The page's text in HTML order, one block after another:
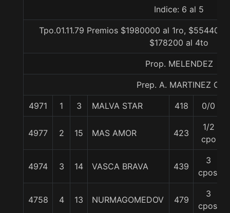
Indice: 6 al 5
Tpo.01.11.79 Premios $1980000 al 1ro,
$178200 al 4to
Prop. MELENDEZ
Prep. A. MARTINEZ C.
4971 1 3 MALVA STAR 418 0/0
4977 2 15 MAS AMOR 423
1/2
cpo
4974 3 14 VASCA BRAVA 439
3
cpos.
4758 4 13 NURMAGOMEDOV 479
3
cpos.